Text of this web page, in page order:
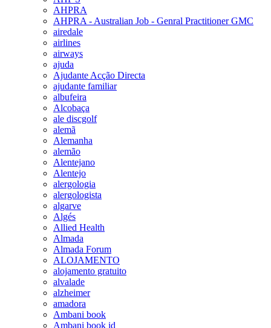
AHPRA
AHPRA - Australian Job - Genral Practitioner GMC
airedale
airlines
airways
ajuda
Ajudante Acção Directa
ajudante familiar
albufeira
Alcobaça
ale discgolf
alemã
Alemanha
alemão
Alentejano
Alentejo
alergologia
alergologista
algarve
Algés
Allied Health
Almada
Almada Forum
ALOJAMENTO
alojamento gratuito
alvalade
alzheimer
amadora
Ambani book
Ambani book id